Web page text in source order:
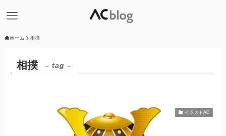
ホーム 相撲
相撲 – tag –
イラストAC